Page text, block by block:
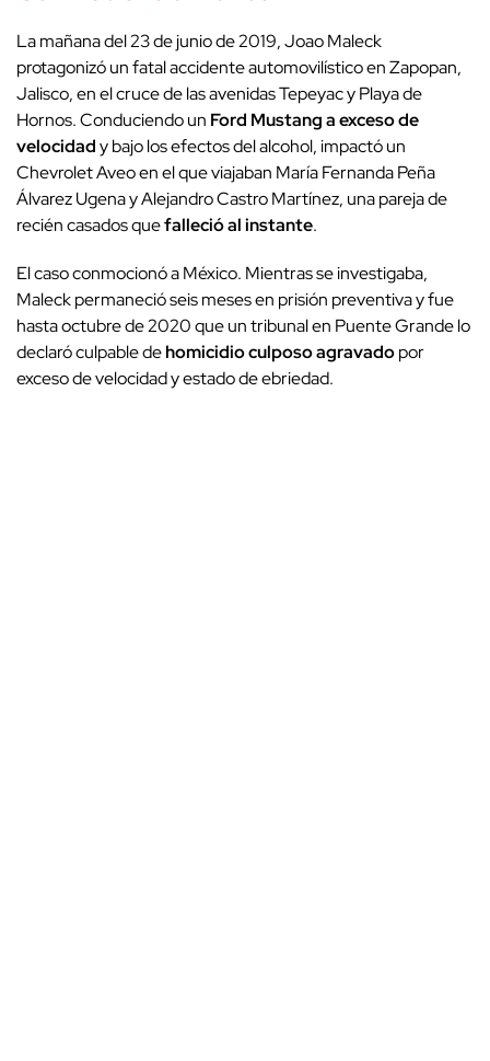
La mañana del 23 de junio de 2019, Joao Maleck
protagonizó un fatal accidente automovilístico en Zapopan,
Jalisco, en el cruce de las avenidas Tepeyac y Playa de
Hornos. Conduciendo un Ford Mustang a exceso de
velocidady bajo los efectos del alcohol, impactó un
Chevrolet Aveo en el que viajaban María Fernanda Peña
Álvarez Ugena y Alejandro Castro Martínez, una pareja de
recién casados quefalleció al instante.
El caso conmocionó a México. Mientras se investigaba,
Maleck permaneció seis meses en prisión preventiva y fue
hasta octubre de 2020 que un tribunal en Puente Grande lo
declaró culpable dehomicidio culposo agravadopor
exceso de velocidad y estado de ebriedad.